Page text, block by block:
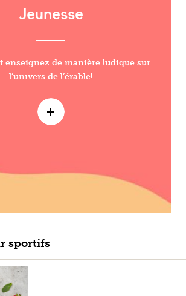
Jeunesse
enseignez de manière ludique sur
l’univers de l’érable!
sportifs